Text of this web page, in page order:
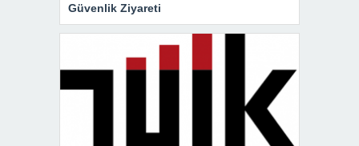
Güvenlik Ziyareti